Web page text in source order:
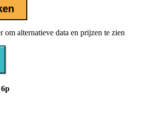
alternatieve data en prijzen te zien